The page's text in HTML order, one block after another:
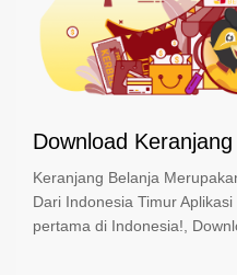
Download
Keranjang Belanja
Dari Indonesia Timur
pertama di Indonesia!,